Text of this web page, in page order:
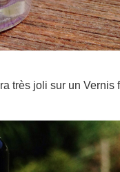
très joli sur un Vernis